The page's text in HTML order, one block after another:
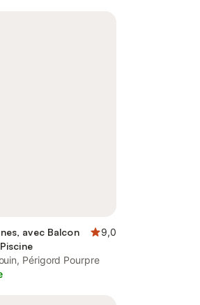
avec Balcon
9,0
Périgord Pourpre